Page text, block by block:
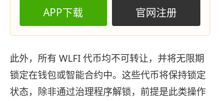
APP下载 官网注册
此外，所有 WLFI 代币均不可转让，并将无限期
锁定在钱包或智能合约中。这些代币将保持锁定
状态，除非通过治理程序解锁，前提是此类操作